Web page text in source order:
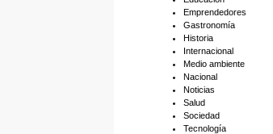
Emprendedores
Gastronomía
Historia
Internacional
Medio ambiente
Nacional
Noticias
Salud
Sociedad
Tecnología